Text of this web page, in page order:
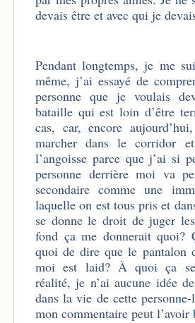
devais être et avec qui je
Pendant longtemps, je me
même, j’ai essayé de
personne que je voulais
bataille qui est loin d’être
cas, car, encore
marcher dans le corridor
l’angoisse parce que j’ai si
personne derrière moi va
secondaire comme une
laquelle on est tous pris et
se donne le droit de juger
fond ça me donnerait quoi?
quoi de dire que le pantalon
moi est laid? À quoi ça
réalité, je n’ai aucune idée
dans la vie de cette
mon commentaire peut l’avoir